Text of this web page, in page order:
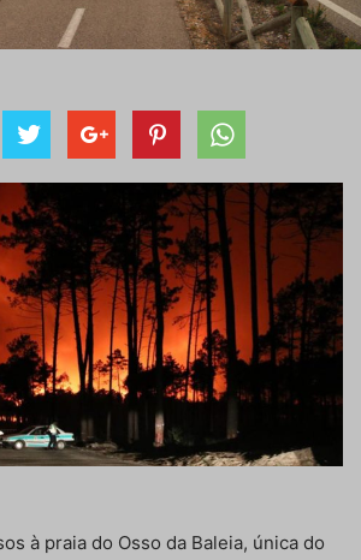
à praia do Osso da Baleia, única do